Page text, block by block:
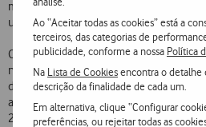
Ao “Aceitar todas as cookies” está a
terceiros, das categorias de
publicidade, conforme a nossa Política
Na Lista de Cookiesencontra o detalhe
descrição da finalidade de cada um.
Em alternativa, clique “Configurar
preferências, ou rejeitar todas as
máxima de
upload de 206,35 Mbps.
O resultado obtido pela Vodafone nos
numa extensa análise de dados
de testes feitos pelos utilizadores da
apps da Ookla para iOS e Android,
2023 em território nacional que